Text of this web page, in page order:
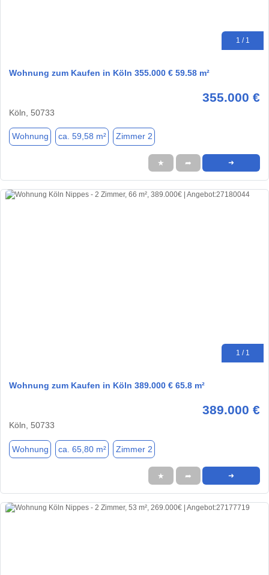
1 / 1
Wohnung zum Kaufen in Köln 355.000 € 59.58 m²
355.000 €
Köln, 50733
Wohnung ca. 59,58 m² Zimmer 2
★ ➦ ➜
1 / 1
Wohnung zum Kaufen in Köln 389.000 € 65.8 m²
389.000 €
Köln, 50733
Wohnung ca. 65,80 m² Zimmer 2
★ ➦ ➜